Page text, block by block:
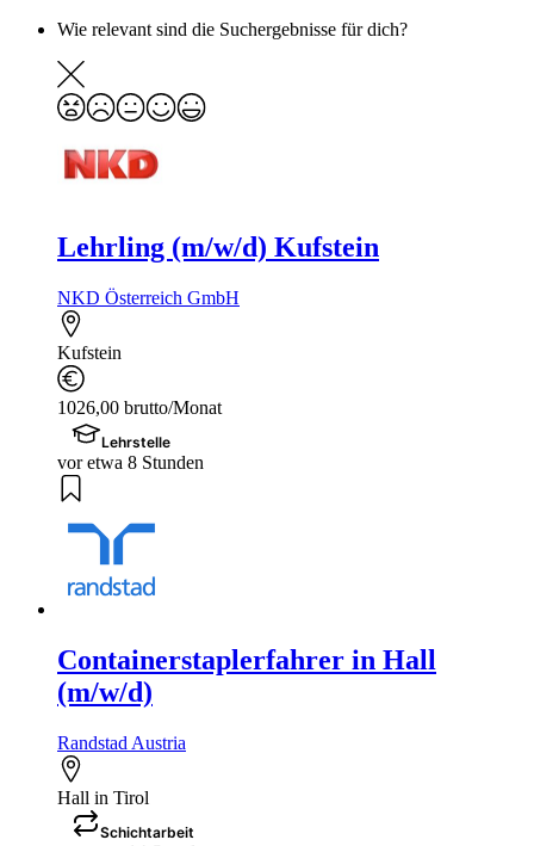
Wie relevant sind die Suchergebnisse für dich?
Lehrling (m/w/d) Kufstein
NKD Österreich GmbH
Kufstein
1026,00 brutto/Monat
Lehrstelle
vor etwa 8 Stunden
Containerstaplerfahrer in Hall
(m/w/d)
Randstad Austria
Hall in Tirol
Schichtarbeit